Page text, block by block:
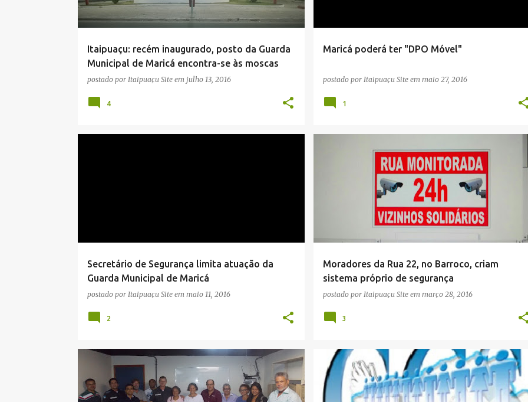
Itaipuaçu: recém inaugurado, posto da Guarda
Municipal de Maricá encontra-se às moscas
postado por Itaipuaçu Site em julho 13, 2016
4
Maricá poderá ter "DPO Móvel"
postado por Itaipuaçu Site em maio 27, 2016
1
Secretário de Segurança limita atuação da
Guarda Municipal de Maricá
postado por Itaipuaçu Site em maio 11, 2016
2
Moradores da Rua 22, no Barroco, criam
sistema próprio de segurança
postado por Itaipuaçu Site em março 28, 2016
MARICÁ NOTÍCIAS PREFEITURA
3
CIDADE MARICÁ 2 82ª DP CARNAVAL 2016 CCS ITAIPUAÇU +2